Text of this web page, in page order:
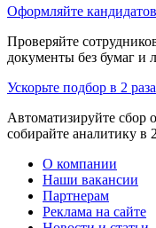
Оформляйте
Проверяйте
документы без бумаг и
Ускорьте подбор в 2
Автоматизируйте сбор
собирайте аналитику в
О компании
Наши вакансии
Партнерам
Реклама на сайте